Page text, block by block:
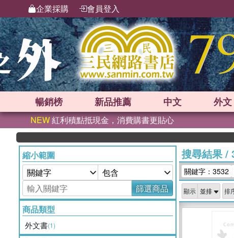
企業採購 會員登入
暢銷榜 新品推薦 中文 外文
NEW紅利積點抵現金，消費購書更貼心
縮小範圍
篩選商品
商品類型
外文書(1)
搜尋結果/
關鍵字：3532
顯示 排